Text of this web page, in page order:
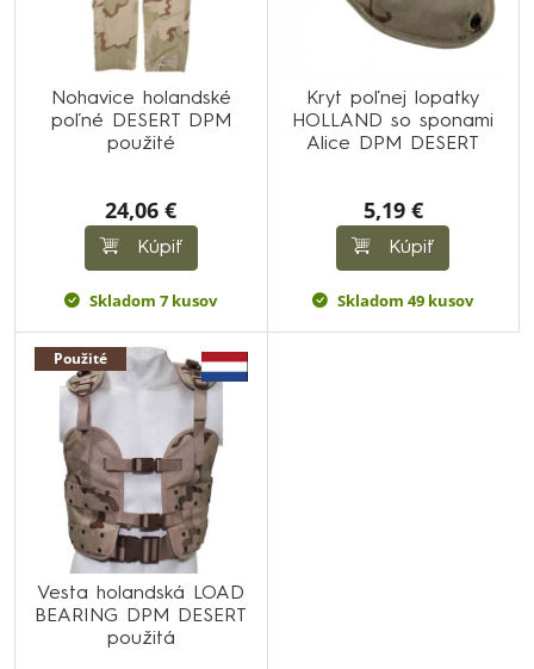
Nohavice holandské
poľné DESERT DPM
použité
24,06 €
Kúpiť
Skladom 7 kusov
Kryt poľnej lopatky
HOLLAND so sponami
Alice DPM DESERT
5,19 €
Kúpiť
Skladom 49 kusov
Použité
Vesta holandská LOAD
BEARING DPM DESERT
použitá